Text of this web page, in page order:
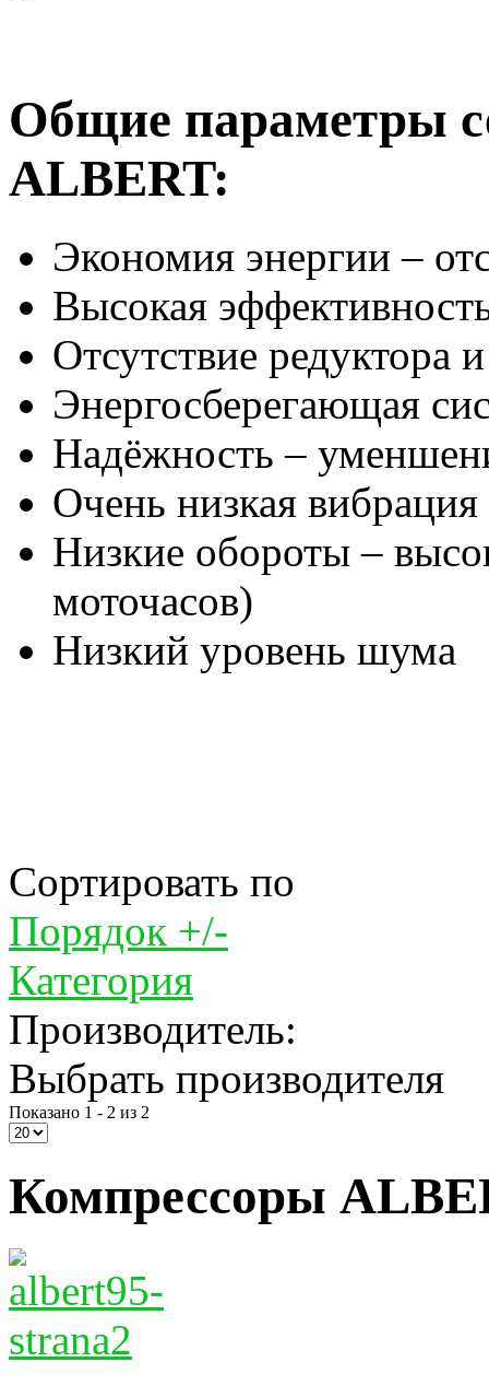
Общие параметры
ALBERT:
Экономия энергии –
Высокая
Отсутствие редуктора
Энергосберегающая
Надёжность –
Очень низкая вибрация
Низкие обороты –
моточасов)
Низкий уровень шума
Сортировать по
Порядок +/-
Категория
Производитель:
Выбрать производителя
Показано 1 - 2 из 2
Компрессоры